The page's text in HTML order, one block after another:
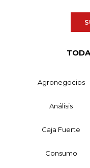
Agronegocios
Análisis
Caja Fuerte
Consumo